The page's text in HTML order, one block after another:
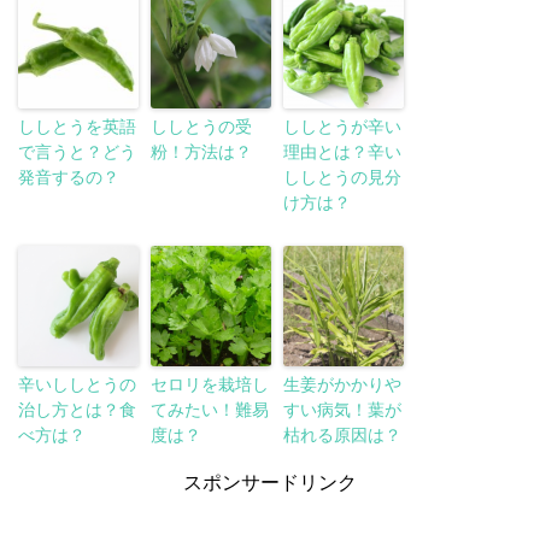
ししとうを英語
で言うと？どう
発音するの？
ししとうの受
粉！方法は？
ししとうが辛い
理由とは？辛い
ししとうの見分
け方は？
辛いししとうの
治し方とは？食
べ方は？
セロリを栽培し
てみたい！難易
度は？
生姜がかかりや
すい病気！葉が
枯れる原因は？
スポンサードリンク